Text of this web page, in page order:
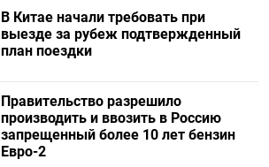
В Китае начали требовать при
выезде за рубеж подтвержденный
план поездки
Правительство разрешило
производить и ввозить в Россию
запрещенный более 10 лет бензин
Евро-2